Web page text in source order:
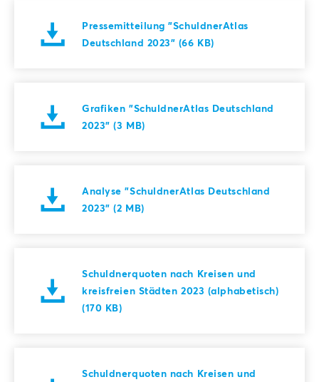
Pressemitteilung "SchuldnerAtlas
Deutschland 2023" (66 KB)
Grafiken "SchuldnerAtlas Deutschland
2023" (3 MB)
Analyse "SchuldnerAtlas Deutschland
2023" (2 MB)
Schuldnerquoten nach Kreisen und
kreisfreien Städten 2023 (alphabetisch)
(170 KB)
Schuldnerquoten nach Kreisen und